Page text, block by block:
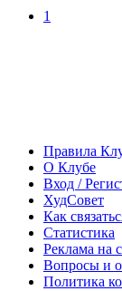
1
Правила
О Клубе
Вход /
ХудСовет
Как
Статистика
Реклама на
Вопросы и
Политика